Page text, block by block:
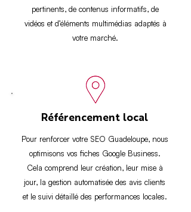
pertinents, de contenus informatifs, de
vidéos et d’éléments multimédias adaptés à
votre marché.
Référencement local
Pour renforcer votre SEO Guadeloupe, nous
optimisons vos fiches Google Business.
Cela comprend leur création, leur mise à
jour, la gestion automatisée des avis clients
et le suivi détaillé des performances locales.